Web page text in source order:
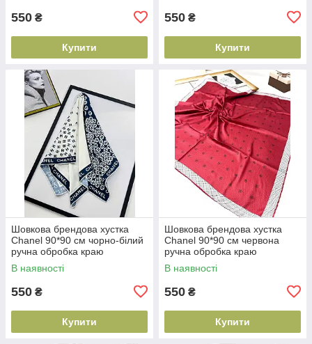
550 ₴
Купити
550 ₴
Купити
Шовкова брендова хустка
Chanel 90*90 см чорно-білий
ручна обробка краю
В наявності
550 ₴
Купити
Шовкова брендова хустка
Chanel 90*90 см червона
ручна обробка краю
В наявності
550 ₴
Купити